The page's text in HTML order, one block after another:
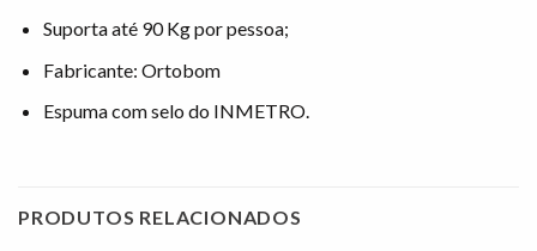
Suporta até 90 Kg por pessoa;
Fabricante: Ortobom
Espuma com selo do INMETRO.
PRODUTOS RELACIONADOS